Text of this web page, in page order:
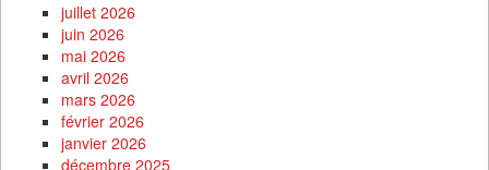
juillet 2026
juin 2026
mai 2026
avril 2026
mars 2026
février 2026
janvier 2026
décembre 2025